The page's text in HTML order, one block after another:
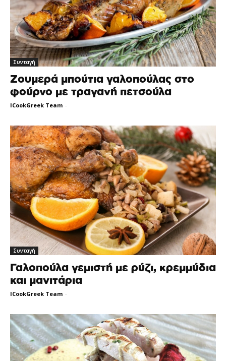
Συνταγή
Ζουμερά μπούτια γαλοπούλας στο
φούρνο με τραγανή πετσούλα
ICookGreek Team -
Συνταγή
Γαλοπούλα γεμιστή με ρύζι, κρεμμύδια
και μανιτάρια
ICookGreek Team -